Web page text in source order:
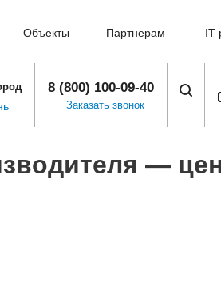
Объекты Партнерам IT
8 (800) 100-09-40
Заказать звонок
—